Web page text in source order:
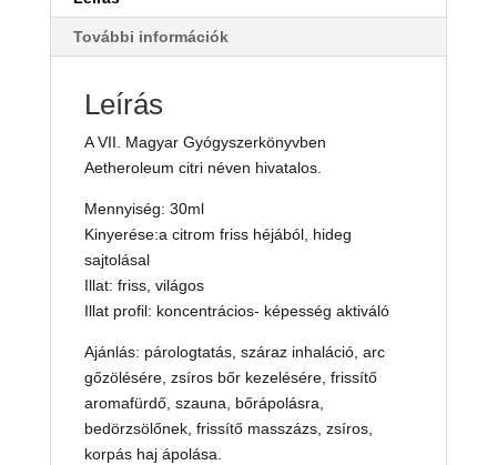
mennyiség
További információk
Leírás
A VII. Magyar Gyógyszerkönyvben
Aetheroleum citri néven hivatalos.
Mennyiség: 30ml
Kinyerése:a citrom friss héjából, hideg
sajtolásal
Illat: friss, világos
Illat profil: koncentrácios- képesség aktiváló
Ajánlás: párologtatás, száraz inhaláció, arc
gőzölésére, zsíros bőr kezelésére, frissítő
aromafürdő, szauna, bőrápolásra,
bedörzsölőnek, frissítő masszázs, zsíros,
korpás haj ápolása.